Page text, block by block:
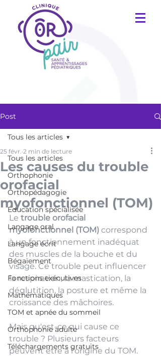
Post
Tous les articles
Orthophonie
Orthopédagogie
Éducation spécialisée
Langage oral
Langage écrit
Bégaiement
Fonctions exécutives
Mathématiques
TOM et apnée du sommeil
Orthophonie adulte
Téléchargements gratuits
Tous les articles
Les causes du trouble
orofacial
myofonctionnel (TOM)
25 févr. 2 min de lecture
Le trouble orofacial
myofonctionnel (TOM) correspond
à un fonctionnement inadéquat
des muscles de la bouche et du
visage. Ce trouble peut influencer
la respiration, la mastication, la
déglutition, la posture et même la
croissance des mâchoires.
Mais qu'est-ce qui cause ce
trouble ? Plusieurs facteurs
peuvent être à l'origine du TOM.